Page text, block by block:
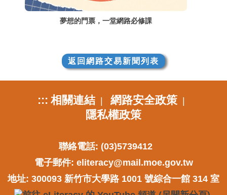
夢想的門票，一堂網路必修課
返回網路交易新聞列表
::: 相關連結| 網路安全政策|
隱私權政策
聯絡電話: (03)5739412
電子郵件: eliteracy@mail.moe.gov.tw
地址: 300093 新竹市大學路 1001 號綜合一館 314 室